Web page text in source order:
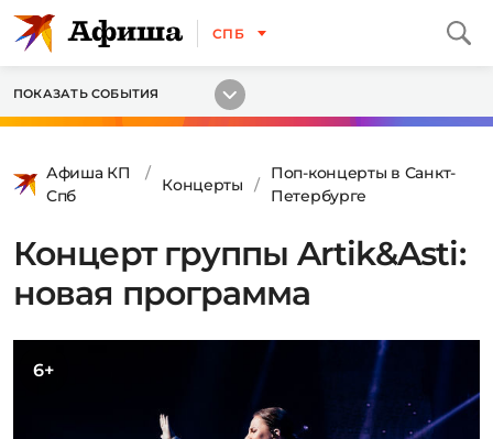
СПБ
ПОКАЗАТЬ СОБЫТИЯ
Афиша КП
Спб
Концерты
Поп-концерты в Санкт-
Петербурге
Концерт группы Artik&Asti:
новая программа
6+